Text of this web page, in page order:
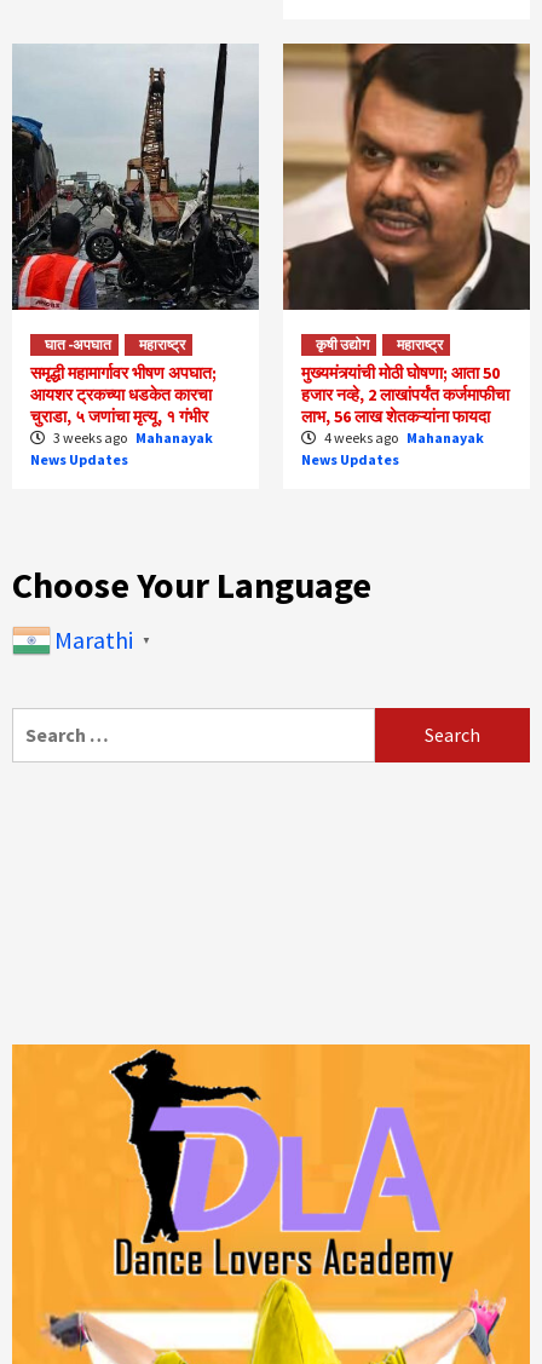
घात -अपघात महाराष्ट्र
समृद्धी महामार्गावर भीषण अपघात;
आयशर ट्रकच्या धडकेत कारचा
चुराडा, ५ जणांचा मृत्यू, १ गंभीर
3 weeks ago Mahanayak
News Updates
कृषी उद्योग महाराष्ट्र
मुख्यमंत्र्यांची मोठी घोषणा; आता 50
हजार नव्हे, 2 लाखांपर्यंत कर्जमाफीचा
लाभ, 56 लाख शेतकऱ्यांना फायदा
4 weeks ago Mahanayak
News Updates
Choose Your Language
Marathi ▼
for: